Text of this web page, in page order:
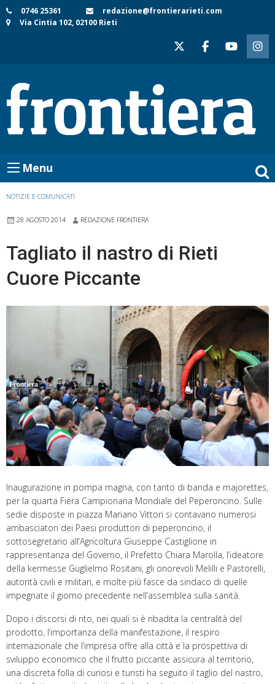
Skip
to
0746 25361
redazione@frontierarieti.com
Via Cintia 102, 02100 Rieti
Menu
NOTIZIE E COMUNICATI
28 AGOSTO 2014 REDAZIONE FRONTIERA
Tagliato il nastro di Rieti
Cuore Piccante
Inaugurazione in pompa magna, con tanto di banda e majorettes,
per la quarta Fiera Campionaria Mondiale del Peperoncino. Sulle
sedie disposte in piazza Mariano Vittori si contavano numerosi
ambasciatori dei Paesi produttori di peperoncino, il
sottosegretario all’Agricoltura Giuseppe Castiglione in
rappresentanza del Governo, il Prefetto Chiara Marolla, l’ideatore
della kermesse Guglielmo Rositani, gli onorevoli Melilli e Pastorelli,
autorità civili e militari, e molte più fasce da sindaco di quelle
impegnate il giorno precedente nell’assemblea sulla sanità.
Dopo i discorsi di rito, nei quali si è ribadita la centralità del
prodotto, l’importanza della manifestazione, il respiro
internazionale che l’impresa offre alla città e la prospettiva di
sviluppo economico che il frutto piccante assicura al territorio,
una discreta folla di curiosi e turisti ha seguito il taglio del nastro,